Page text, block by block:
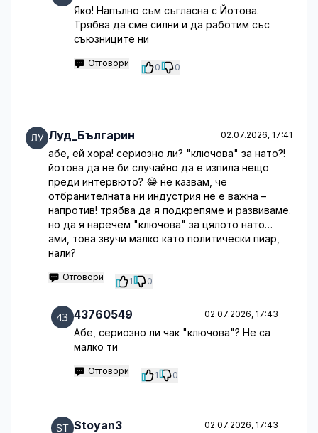
Яко! Напълно съм съгласна с Йотова.
Трябва да сме силни и да работим със
съюзниците ни
Отговори 0 0
Луд_Българин 02.07.2026, 17:41
абе, ей хора! сериозно ли? "ключова" за нато?!
йотова да не би случайно да е изпила нещо
преди интервюто? 😂 не казвам, че
отбранителната ни индустрия не е важна –
напротив! трябва да я подкрепяме и развиваме.
но да я наречем "ключова" за цялото нато…
ами, това звучи малко като политически пиар,
нали?
Отговори 1 0
43760549 02.07.2026, 17:43
Абе, сериозно ли чак "ключова"? Не са
малко ти
Отговори 1 0
Stoyan3 02.07.2026, 17:43